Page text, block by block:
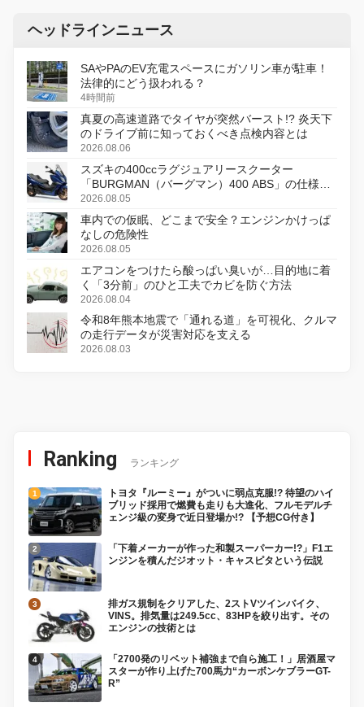
ヘッドラインニュース
SAやPAのEV充電スペースにガソリン車が駐車！
法律的にどう扱われる？
4時間前
真夏の高速道路でタイヤが突然バースト!? 炎天下
のドライブ前に知っておくべき点検内容とは
2026.08.06
スズキの400ccラグジュアリースクーター
「BURGMAN（バーグマン）400 ABS」の仕様を
変更し、8月18日に発売
2026.08.05
車内での仮眠、どこまで安全？エンジンかけっぱ
なしの危険性
2026.08.05
エアコンをつけたら酸っぱい臭いが…目的地に着
く「3分前」のひと工夫でカビを防ぐ方法
2026.08.04
令和8年熊本地震で「通れる道」を可視化、クルマ
の走行データが災害対応を支える
2026.08.03
Ranking ランキング
トヨタ『ルーミー』がついに弱点克服!? 待望のハイ
ブリッド採用で燃費も走りも大進化、フルモデルチ
ェンジ級の変身で近日登場か!? 【予想CG付き】
「下着メーカーが作った和製スーパーカー!?」F1エ
ンジンを積んだジオット・キャスピタという伝説
排ガス規制をクリアした、2ストVツインバイク、
VINS。排気量は249.5cc、83HPを絞り出す。その
エンジンの技術とは
「2700発のリベット補強まで自ら施工！」居酒屋マ
スターが作り上げた700馬力“カーボンケブラーGT-
R”